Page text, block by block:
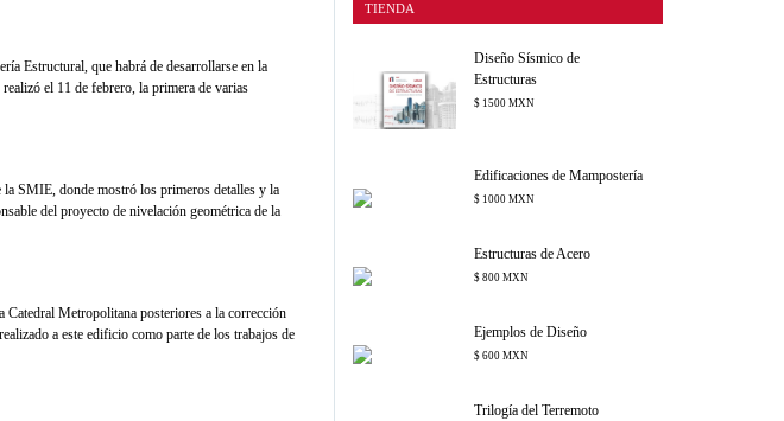
Estructural, que habrá de desarrollarse en la
el 11 de febrero, la primera de varias
SMIE, donde mostró los primeros detalles y la
del proyecto de nivelación geométrica de la
Catedral Metropolitana posteriores a la corrección
a este edificio como parte de los trabajos de
TIENDA
Diseño Sísmico de
Estructuras
$ 1500 MXN
Edificaciones de Mampostería
$ 1000 MXN
Estructuras de Acero
$ 800 MXN
Ejemplos de Diseño
$ 600 MXN
Trilogía del Terremoto